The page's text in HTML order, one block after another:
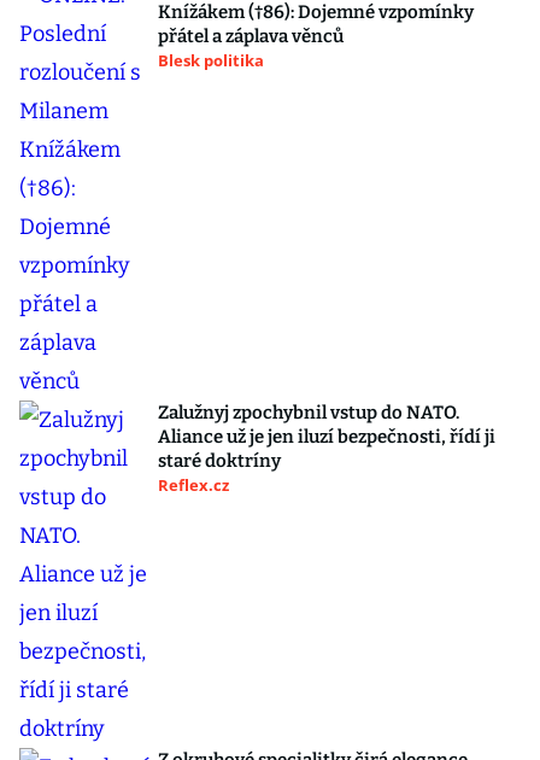
Knížákem (†86): Dojemné vzpomínky
přátel a záplava věnců
Blesk politika
Zalužnyj zpochybnil vstup do NATO.
Aliance už je jen iluzí bezpečnosti, řídí ji
staré doktríny
Reflex.cz